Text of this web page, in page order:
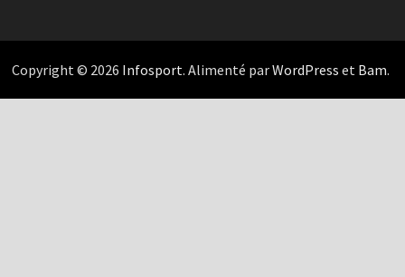
Copyright © 2026 Infosport. Alimenté parWordPress et Bam.